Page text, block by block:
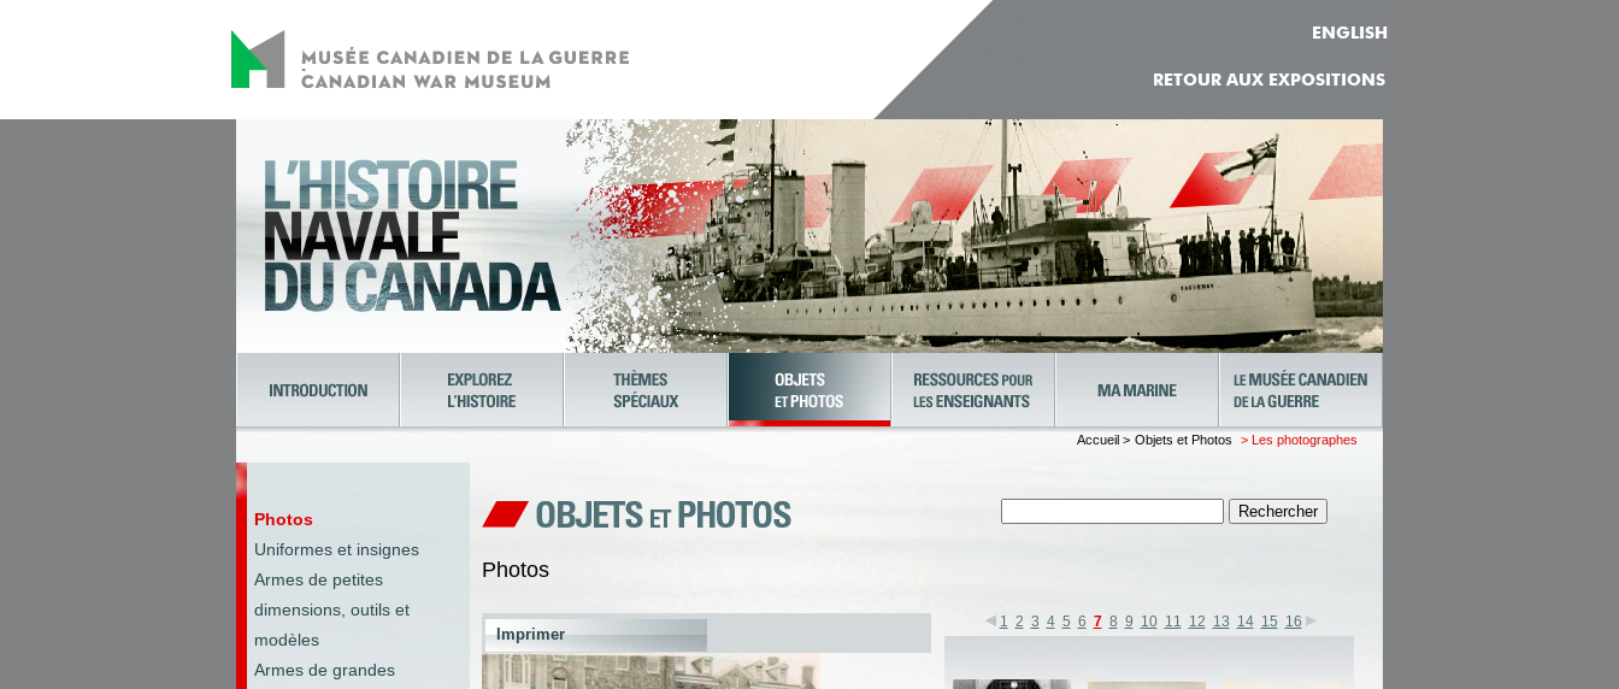
ENGLISH
RETOUR AUX EXPOSITIONS
Accueil > Objets et Photos > Les photographes
Photos
Uniformes et insignes
Armes de petites
dimensions, outils et
modèles
Armes de grandes
Photos
Imprimer
1 2 3 4 5 6 7 8 9 10 11 12 13 14 15 16